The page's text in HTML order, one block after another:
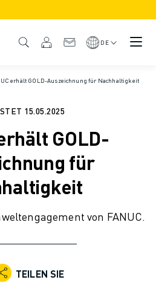
DE
/ News und Pressemitteilungen/
erhält GOLD-Auszeichnung für Nachhaltigkeit
15.05.2025
GOLD-
für
von FANUC.
TEILEN SIE